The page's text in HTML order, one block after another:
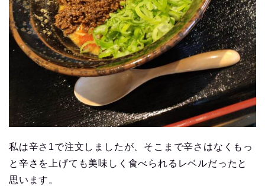
私は辛さ1で注文しましたが、そこまで辛さはなくもっ
と辛さを上げても美味しく食べられるレベルだったと
思います。